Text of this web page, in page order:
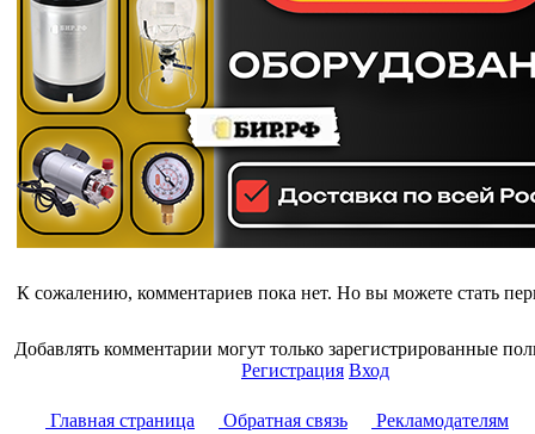
К сожалению, комментариев пока нет. Но вы можете стать
Добавлять комментарии могут только зарегистрированные
Регистрация Вход
Главная страница Обратная связь Рекламодателям